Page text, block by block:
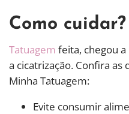
Como cuidar?
Tatuagem feita, chegou
a cicatrização. Confira as
Minha Tatuagem:
Evite consumir